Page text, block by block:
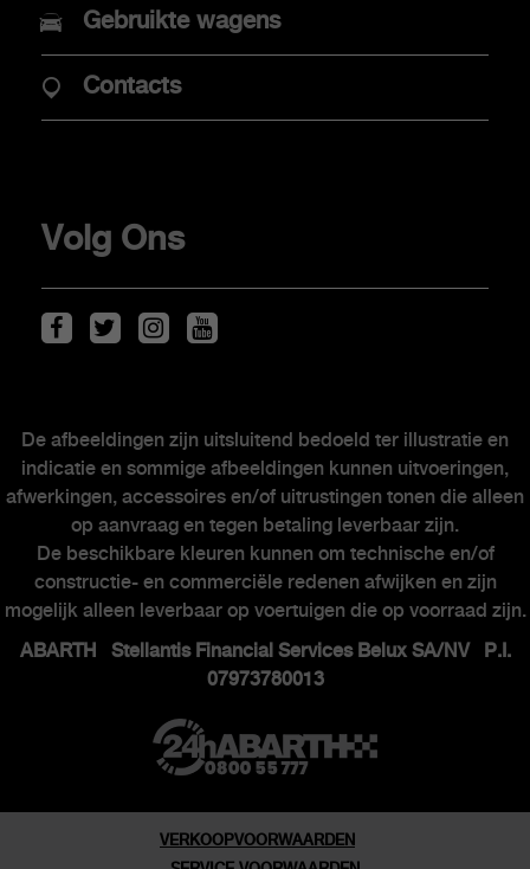
Promoties
Elektrische mobiliteit
KLANTEN
Onderhoud van elektrische wagens
Kits & Accessoires
Naverkoop
Autodealers
ABARTH WERELD
Geschiedenis
Speciale series
Gebruikte wagens
Contacts
Volg Ons
De afbeeldingen zijn uitsluitend bedoeld ter illustratie en
indicatie en sommige afbeeldingen kunnen uitvoeringen,
afwerkingen, accessoires en/of uitrustingen tonen die alleen
op aanvraag en tegen betaling leverbaar zijn.
De beschikbare kleuren kunnen om technische en/of
constructie- en commerciële redenen afwijken en zijn
mogelijk alleen leverbaar op voertuigen die op voorraad zijn.
ABARTH Stellantis Financial Services Belux SA/NV P.I.
07973780013
VERKOOPVOORWAARDEN